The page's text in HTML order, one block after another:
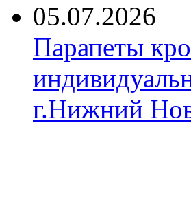
05.07.2026
Парапеты
г.Нижний